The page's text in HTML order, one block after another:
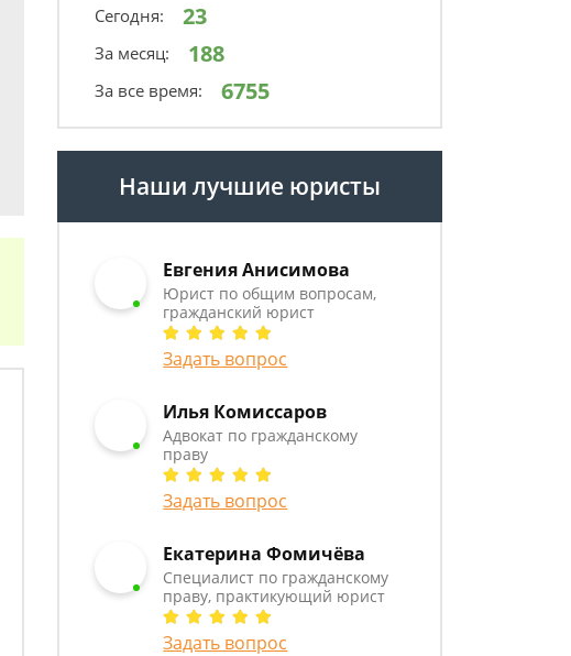
Сегодня: 23
За месяц: 188
За все время: 6755
Наши лучшие юристы
Евгения Анисимова
Юрист по общим вопросам,
гражданский юрист
Задать вопрос
Илья Комиссаров
Адвокат по гражданскому
праву
Задать вопрос
Екатерина Фомичёва
Специалист по гражданскому
праву, практикующий юрист
Задать вопрос